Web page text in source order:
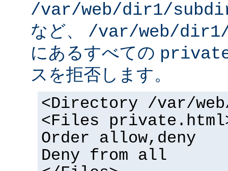
/var/web/dir1/
など、 /var/web/
にあるすべての
スを拒否します。
<Directory /var/
<Files
Order allow,deny
Deny from all